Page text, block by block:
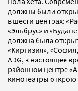
должны были
в шести центрах:
«Эльбрус» и
должна была
«Киргизия»,
ADG, в настоящее
районном центре
кинотеатры